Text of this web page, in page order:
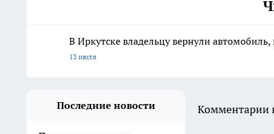
В Иркутске владельцу вернули
13 июля
Последние новости Комментарии